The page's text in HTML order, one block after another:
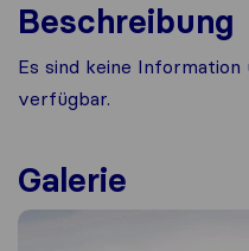
Beschreibung
Es sind keine
verfügbar.
Galerie